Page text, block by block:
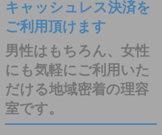
​キャッシュレス決済を
ご利用頂けます
男性はもちろん、女性
にも気軽にご利用いた
だける地域密着の理容
室です。